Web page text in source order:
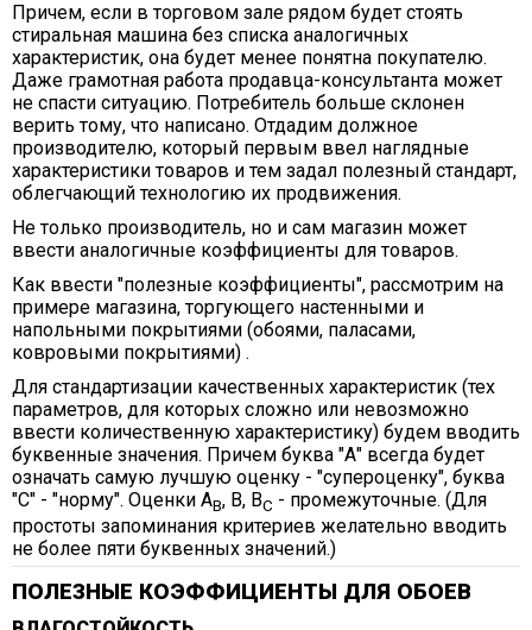
Причем, если в торговом зале рядом будет стоять
стиральная машина без списка аналогичных
характеристик, она будет менее понятна покупателю.
Даже грамотная работа продавца-консультанта может
не спасти ситуацию. Потребитель больше склонен
верить тому, что написано. Отдадим должное
производителю, который первым ввел наглядные
характеристики товаров и тем задал полезный стандарт,
облегчающий технологию их продвижения.
Не только производитель, но и сам магазин может
ввести аналогичные коэффициенты для товаров.
Как ввести "полезные коэффициенты", рассмотрим на
примере магазина, торгующего настенными и
напольными покрытиями (обоями, паласами,
ковровыми покрытиями) .
Для стандартизации качественных характеристик (тех
параметров, для которых сложно или невозможно
ввести количественную характеристику) будем вводить
буквенные значения. Причем буква "А" всегда будет
означать самую лучшую оценку - "супероценку", буква
"С" - "норму". Оценки АВ, В, ВС - промежуточные. (Для
простоты запоминания критериев желательно вводить
не более пяти буквенных значений.)
ПОЛЕЗНЫЕ КОЭФФИЦИЕНТЫ ДЛЯ ОБОЕВ